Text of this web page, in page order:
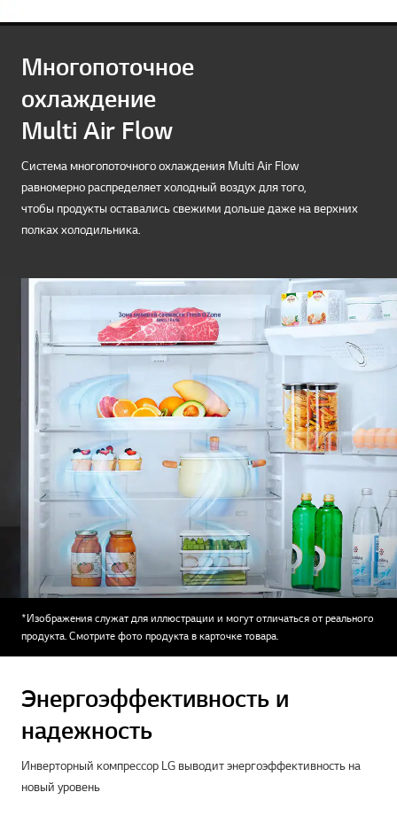
Многопоточное
охлаждение
Multi Air Flow
Система многопоточного охлаждения Multi Air Flow
равномерно распределяет холодный воздух для того,
чтобы продукты оставались свежими дольше даже на верхних
полках холодильника.
*Изображения служат для иллюстрации и могут отличаться от реального
продукта. Смотрите фото продукта в карточке товара.
Энергоэффективность и
надежность
Инверторный компрессор LG выводит энергоэффективность на
новый уровень